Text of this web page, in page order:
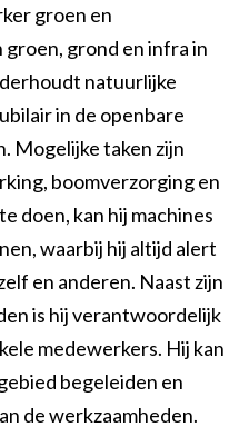
Rioleur
GWW
hovenier
hovenier
cultuurtechniek
groene omgeving
Middenkaderfunctionaris grond-, weg- en waterbouw
en onderhoud
construct
groen en
grond en infra in
natuurlijke
in de openbare
Mogelijke taken zijn
boomverzorging en
doen, kan hij machines
waarbij hij altijd alert
en anderen. Naast zijn
is hij verantwoordelijk
medewerkers. Hij kan
begeleiden en
de werkzaamheden.